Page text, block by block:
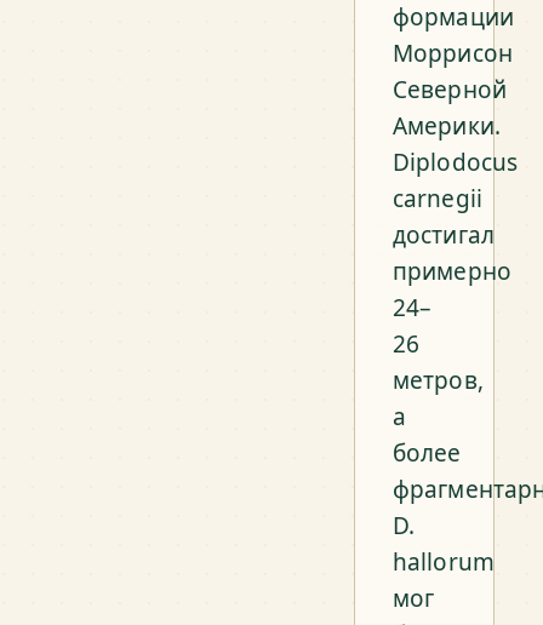
формации
Моррисон
Северной
Америки.
Diplodocus
carnegii
достигал
примерно
24–
26
метров,
а
более
D.
hallorum
мог